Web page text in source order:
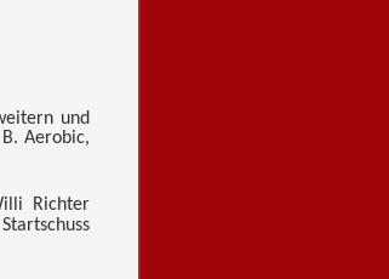
und
Aerobic,
Richter